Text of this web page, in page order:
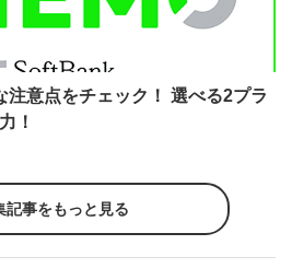
注意点をチェック！ 選べる2プラ
！
記事をもっと見る